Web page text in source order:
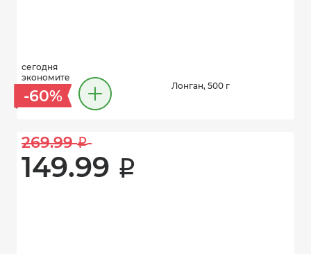
сегодня
экономите
-60%
Лонган, 500 г
269.99 i
149.99 i